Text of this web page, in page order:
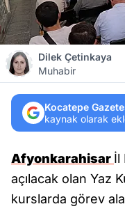
Dilek Çetinkaya
Muhabir
Kocatepe
kaynak olarak
Afyonkarahisar İl
açılacak olan Yaz
kurslarda görev